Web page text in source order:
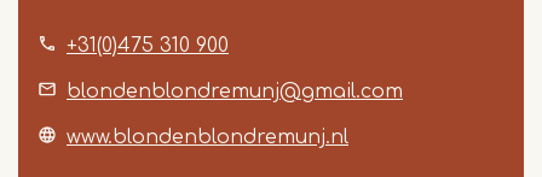
+31(0)475 310 900
blondenblondremunj@gmail.com
www.blondenblondremunj.nl
Item